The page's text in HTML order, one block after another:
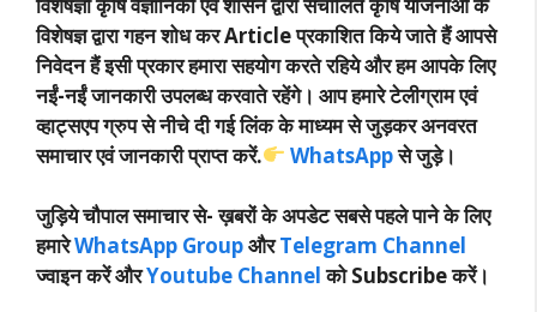
विशेषज्ञ द्वारा गहन शोध कर Article प्रकाशित किये जाते हैं आपसे
निवेदन हैं इसी प्रकार हमारा सहयोग करते रहिये और हम आपके लिए
नईं-नईं जानकारी उपलब्ध करवाते रहेंगे। आप हमारे टेलीग्राम एवं
व्हाट्सएप ग्रुप से नीचे दी गई लिंक के माध्यम से जुड़कर अनवरत
समाचार एवं जानकारी प्राप्त करें.
WhatsAppसे जुड़े।
जुड़िये चौपाल समाचार से-ख़बरों के अपडेट सबसे पहले पाने के लिए
हमारेWhatsApp GroupऔरTelegram Channel
ज्वाइन करें औरYoutube Channelको Subscribe करें।